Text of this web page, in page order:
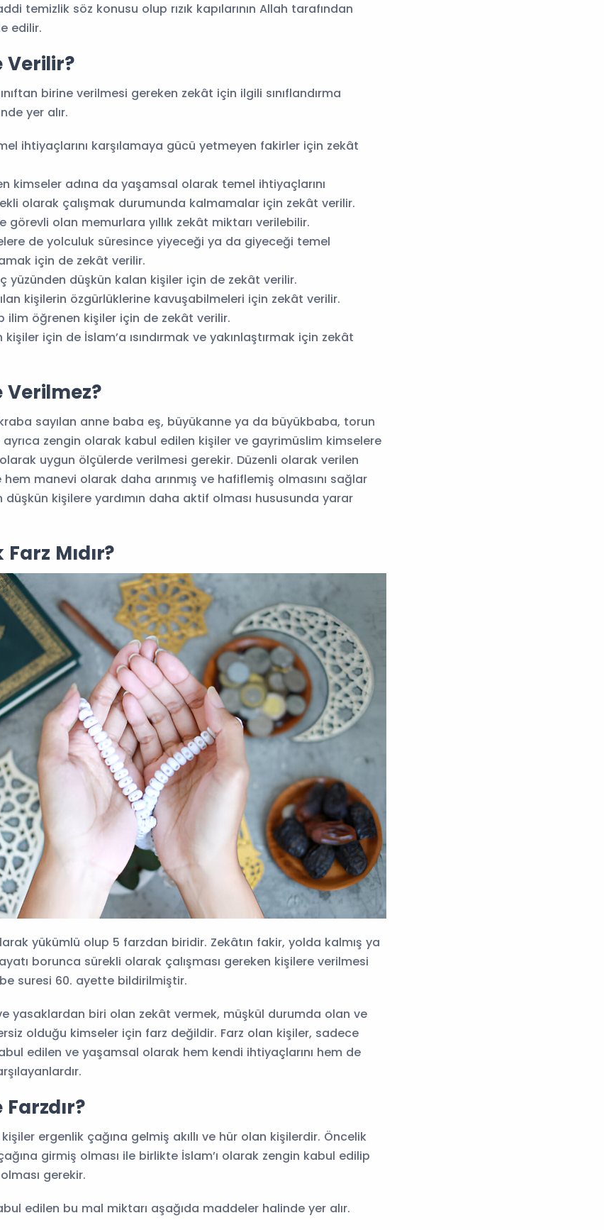
temizlik söz konusu olup rızık kapılarının Allah tarafından
edilir.
Verilir?
birine verilmesi gereken zekât için ilgili sınıflandırma
yer alır.
ihtiyaçlarını karşılamaya gücü yetmeyen fakirler için zekât
kimseler adına da yaşamsal olarak temel ihtiyaçlarını
olarak çalışmak durumunda kalmamalar için zekât verilir.
görevli olan memurlara yıllık zekât miktarı verilebilir.
de yolculuk süresince yiyeceği ya da giyeceği temel
için de zekât verilir.
yüzünden düşkün kalan kişiler için de zekât verilir.
kişilerin özgürlüklerine kavuşabilmeleri için zekât verilir.
ilim öğrenen kişiler için de zekât verilir.
için de İslam’a ısındırmak ve yakınlaştırmak için zekât
sayılan anne baba eş, büyükanne ya da büyükbaba, torun
zengin olarak kabul edilen kişiler ve gayrimüslim kimselere
olarak uygun ölçülerde verilmesi gerekir. Düzenli olarak verilen
hem manevi olarak daha arınmış ve hafiflemiş olmasını sağlar
kişilere yardımın daha aktif olması hususunda yarar
Mıdır?
yükümlü olup 5 farzdan biridir. Zekâtın fakir, yolda kalmış ya
borunca sürekli olarak çalışması gereken kişilere verilmesi
suresi 60. ayette bildirilmiştir.
yasaklardan biri olan zekât vermek, müşkül durumda olan ve
olduğu kimseler için farz değildir. Farz olan kişiler, sadece
edilen ve yaşamsal olarak hem kendi ihtiyaçlarını hem de
ergenlik çağına gelmiş akıllı ve hür olan kişilerdir. Öncelik
girmiş olması ile birlikte İslam’ı olarak zengin kabul edilip
gerekir.
edilen bu mal miktarı aşağıda maddeler halinde yer alır.